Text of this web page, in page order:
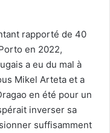
rapporté de 40
en 2022,
a eu du mal à
Mikel Arteta et a
en été pour un
inverser sa
suffisamment